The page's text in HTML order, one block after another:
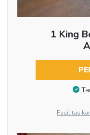
1 King
Fasilitas